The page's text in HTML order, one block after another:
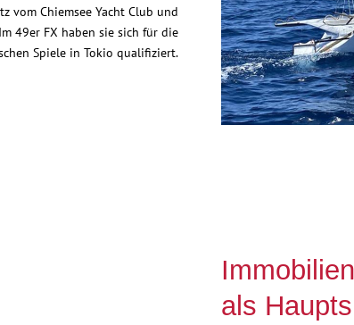
vom Chiemsee Yacht Club und
49er FX haben sie sich für die
Spiele in Tokio qualifiziert.
als